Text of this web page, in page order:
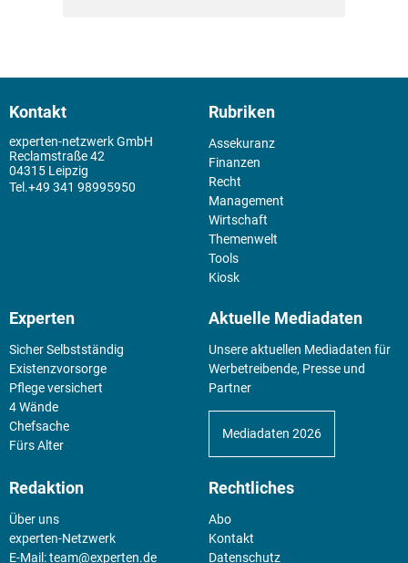
Kontakt
experten-netzwerk GmbH
Reclamstraße 42
04315 Leipzig
+49 341 98995950
Rubriken
Assekuranz
Finanzen
Recht
Management
Wirtschaft
Themenwelt
Tools
Kiosk
Experten
Sicher Selbstständig
Existenz­vorsorge
Pflege versichert
4 Wände
Chefsache
Fürs Alter
Aktuelle Mediadaten
Unsere aktuellen Mediadaten für
Werbetreibende, Presse und
Partner
Mediadaten 2026
Redaktion
Über uns
experten-Netzwerk
E-Mail:team@experten.de
Rechtliches
Abo
Kontakt
Datenschutz